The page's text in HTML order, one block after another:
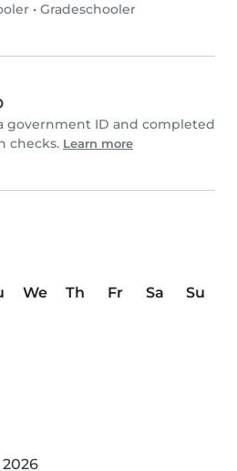
• Gradeschooler
government ID and completed
checks. Learn more
We Th Fr Sa
Su